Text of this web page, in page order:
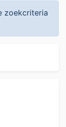
zoekcriteria